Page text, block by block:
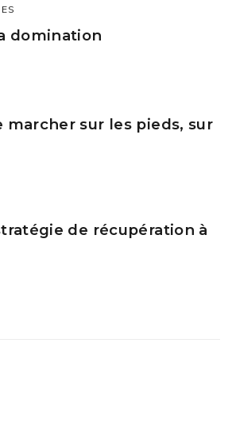
domination
marcher sur les pieds, sur
de récupération à